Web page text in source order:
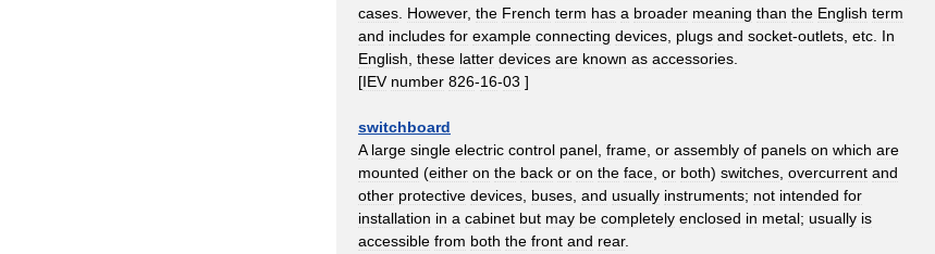
cases However, the French term has a broader meaning than the English term
and includes for example connecting devices plugs and socket-outlets etc In
English these latter devices are known as accessories
[IEV number 826-16-03 ]
switchboard
A large single electric control panel frame or assembly of panels on which are
mounted (either on the back or on the face or both) switches overcurrent and
other protective devices buses and usually instruments; not intended for
installation in a cabinet but may be completely enclosed in metal; usually is
accessible from both the front and rear.